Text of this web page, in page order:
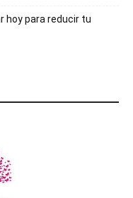
hoy para reducir tu